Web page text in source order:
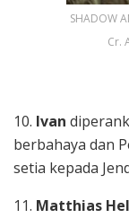
SHADOW
Cr.
10. Ivan
berbahaya dan
setia kepada
11. Matthias